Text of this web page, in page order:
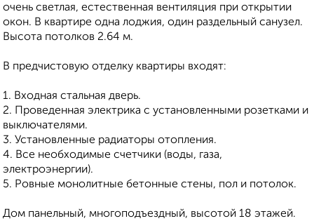
очень светлая, естественная вентиляция при открытии
окон. В квартире одна лоджия, один раздельный санузел.
Высота потолков 2.64 м.
В предчистовую отделку квартиры входят:
1. Входная стальная дверь.
2. Проведенная электрика с установленными розетками и
выключателями.
3. Установленные радиаторы отопления.
4. Все необходимые счетчики (воды, газа,
электроэнергии).
5. Ровные монолитные бетонные стены, пол и потолок.
Дом панельный, многоподъездный, высотой 18 этажей.